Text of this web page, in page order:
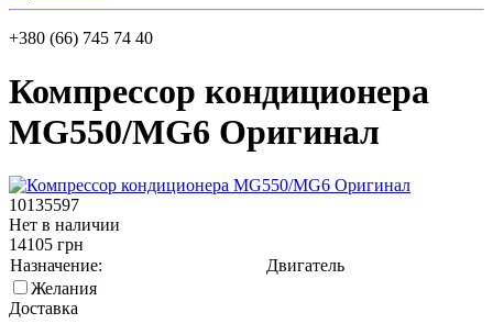
+380 (66) 745 74 40
Компрессор кондиционера
MG550/MG6 Оригинал
10135597
Нет в наличии
14105 грн
Назначение:
Двигатель
Желания
Доставка